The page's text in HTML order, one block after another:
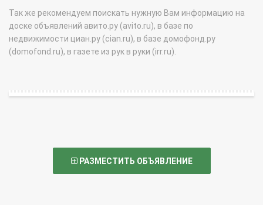
Так же рекомендуем поискать нужную Вам информацию на
доске объявлений авито.ру (avito.ru), в базе по
недвижимости циан.ру (cian.ru), в базе домофонд.ру
(domofond.ru), в газете из рук в руки (irr.ru).
РАЗМЕСТИТЬ ОБЪЯВЛЕНИЕ